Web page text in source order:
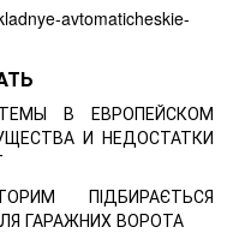
В ЕВРОПЕЙСКОМ
И НЕДОСТАТКИ
ПІДБИРАЄТЬСЯ
ГАРАЖНИХ ВОРОТА